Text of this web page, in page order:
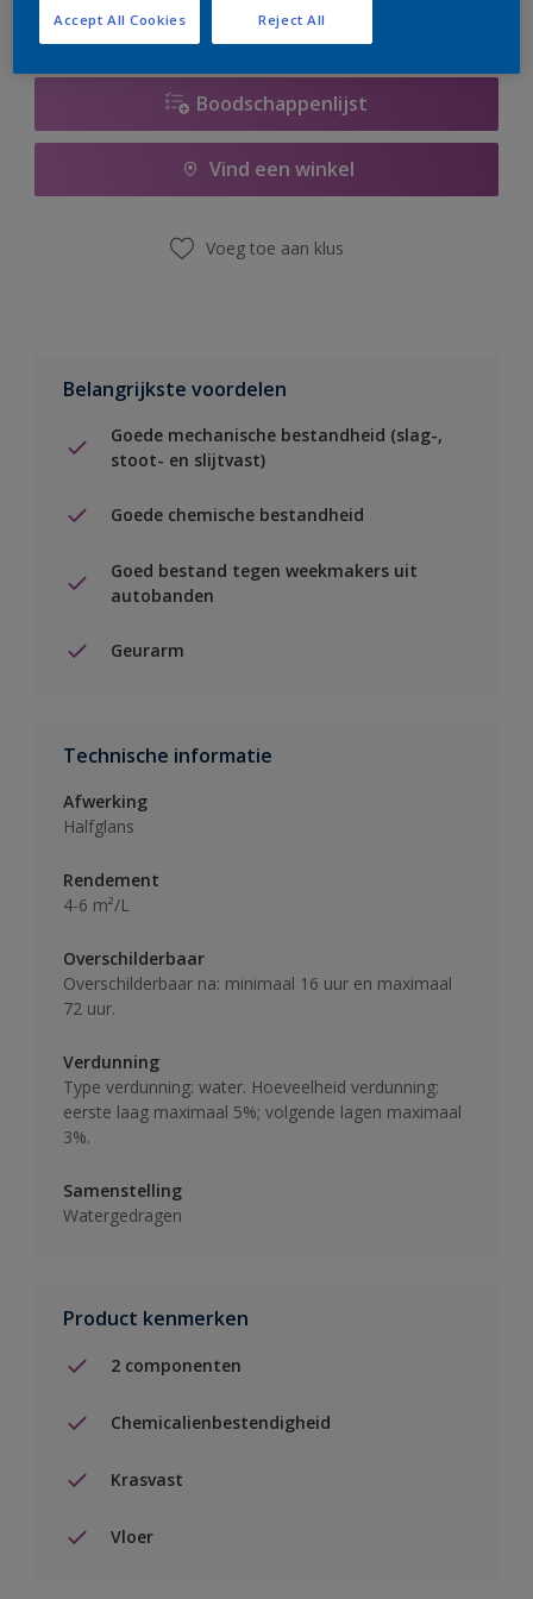
Boodschappenlijst
Vind een winkel
Voeg toe aan klus
Belangrijkste voordelen
Goede mechanische bestandheid (slag-,
stoot- en slijtvast)
Goede chemische bestandheid
Goed bestand tegen weekmakers uit
autobanden
Geurarm
Technische informatie
Afwerking
Halfglans
Rendement
4-6 m²/L
Overschilderbaar
Overschilderbaar na: minimaal 16 uur en maximaal
72 uur.
Verdunning
Type verdunning: water. Hoeveelheid verdunning:
eerste laag maximaal 5%; volgende lagen maximaal
3%.
Samenstelling
Watergedragen
Product kenmerken
2 componenten
Chemicalienbestendigheid
Krasvast
Vloer
Reject All
Accept All Cookies